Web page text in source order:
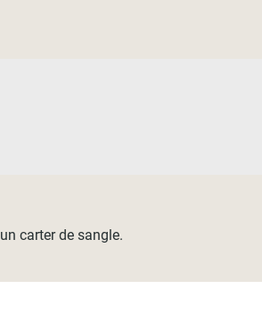
carter de sangle.